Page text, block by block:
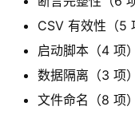
CSV 有效性（5
启动脚本（4 项）
数据隔离（3 项）
文件命名（8 项）